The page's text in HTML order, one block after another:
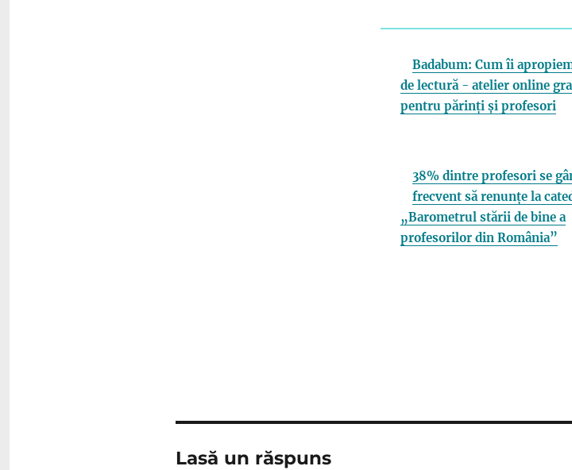
Badabum: Cum îi
de lectură - atelier online
pentru părinți și profesori
38% dintre profesori se
frecvent să renunțe la
„Barometrul stării de bine a
profesorilor din România”
Lasă un răspuns